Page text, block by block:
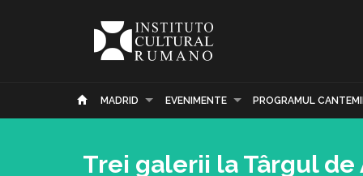
MADRID EVENIMENTE PROGRAMUL
Trei galerii la Târgul de